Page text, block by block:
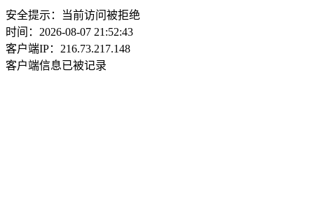
安全提示：当前访问被拒绝
时间：2026-08-07 21:52:43
客户端IP：216.73.217.148
客户端信息已被记录